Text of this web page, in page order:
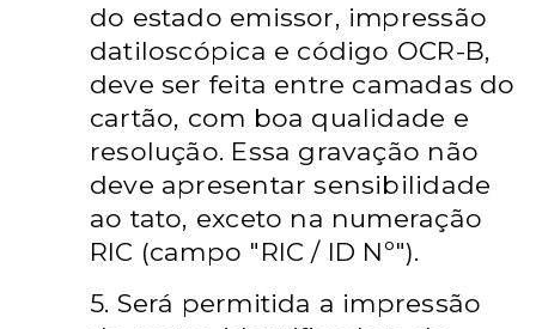
do estado emissor, impressão
datiloscópica e código OCR-B,
deve ser feita entre camadas do
cartão, com boa qualidade e
resolução. Essa gravação não
deve apresentar sensibilidade
ao tato, exceto na numeração
RIC (campo "RIC / ID Nº").
5. Será permitida a impressão